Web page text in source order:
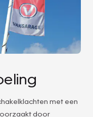
met een
door